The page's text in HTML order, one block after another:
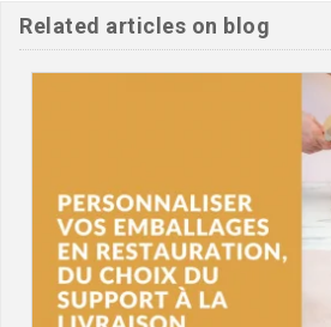
Related articles on blog